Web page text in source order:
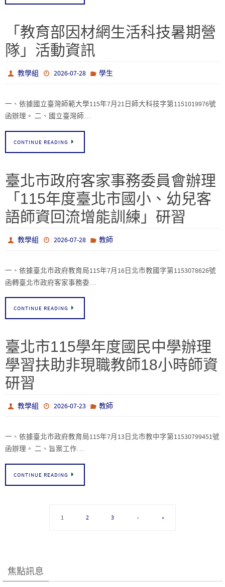
「教育部因材網生活科技暑期營
隊」活動資訊
教學組 2026-07-28 學生
一、依據國立臺灣師範大學115年7月21日師大科技字第1151019976號
函辦理。 二、國立臺灣師…
CONTINUE READING
臺北市政府客家事務委員會辦理
「115年度臺北市國小、幼兒客
語師資回流增能訓練」研習
教學組 2026-07-28 教師
一、依據臺北市政府教育局115年7月16日北市教國字第1153078626號
函轉臺北市政府客家事務委…
CONTINUE READING
臺北市115學年度國民中學辦理
學習扶助非現職教師18小時師資
研習
教學組 2026-07-23 教師
一、依據臺北市政府教育局115年7月13日北市教中字第11530799451號
函辦理。 二、旨案工作…
CONTINUE READING
1 2 3 › »
焦點訊息